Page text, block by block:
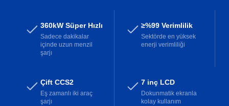
360kW Süper Hızlı
Sadece dakikalar
içinde uzun menzil
şarjı
≥%99 Verimlilik
Sektörde en yüksek
enerji verimliliği
Çift CCS2
Eş zamanlı iki araç
şarjı
7 inç LCD
Dokunmatik ekranla
kolay kullanım